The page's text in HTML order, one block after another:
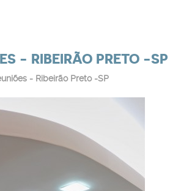
- RIBEIRÃO PRETO -SP
- Ribeirão Preto -SP